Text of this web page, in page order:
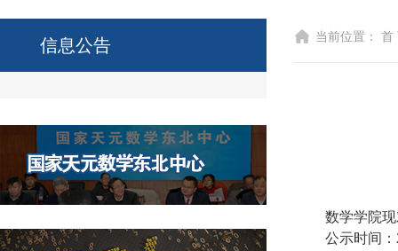
信息公告 当前位置： 首
数学学院
公示时间：